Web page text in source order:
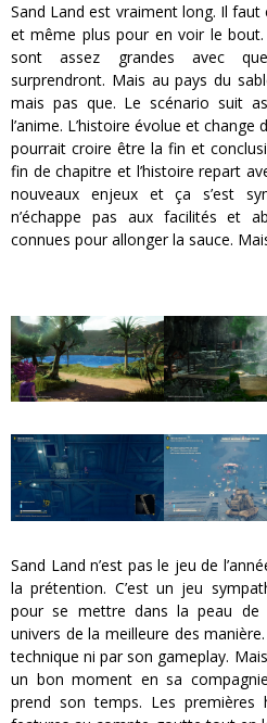
Sand Land est vraiment long. Il
et même plus pour en voir le
sont assez grandes avec
surprendront. Mais au pays du
mais pas que. Le scénario suit
l’anime. L’histoire évolue et change
pourrait croire être la fin et
fin de chapitre et l’histoire repart
nouveaux enjeux et ça s’est
n’échappe pas aux facilités et
connues pour allonger la sauce.
Sand Land n’est pas le jeu de
la prétention. C’est un jeu
pour se mettre dans la peau de
univers de la meilleure des
technique ni par son gameplay.
un bon moment en sa
prend son temps. Les premières